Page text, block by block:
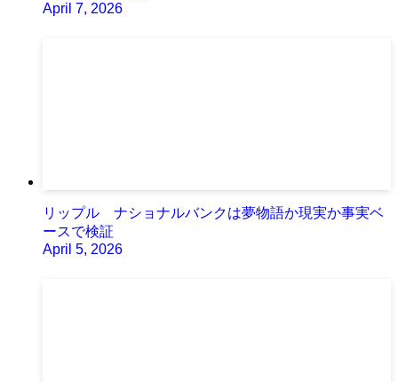
April 7, 2026
リップル ナショナルバンクは夢物語か現実か事実ベ
ースで検証
April 5, 2026